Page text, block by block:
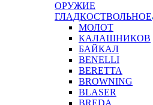
ОРУЖИЕ
ГЛАДКОСТВОЛЬНОЕ
МОЛОТ
КАЛАШНИКОВ
БАЙКАЛ
BENELLI
BERETTA
BROWNING
BLASER
BREDA